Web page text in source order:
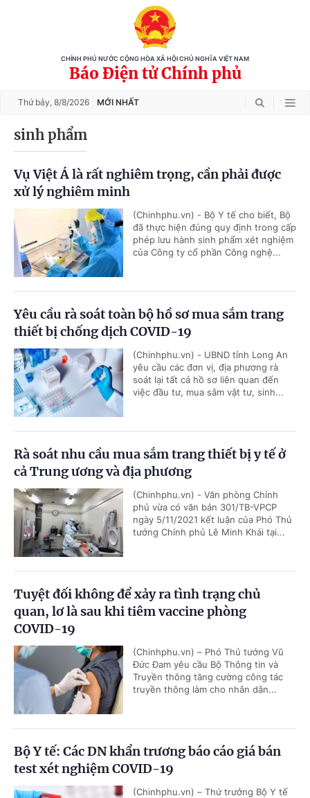
CHÍNH PHỦ NƯỚC CỘNG HÒA XÃ HỘI CHỦ NGHĨA VIỆT NAM
Báo Điện tử Chính phủ
Thứ bảy, 8/8/2026 MỚI NHẤT
sinh phẩm
Vụ Việt Á là rất nghiêm trọng, cần phải được
xử lý nghiêm minh
(Chinhphu.vn) - Bộ Y tế cho biết, Bộ
đã thực hiện đúng quy định trong cấp
phép lưu hành sinh phẩm xét nghiệm
của Công ty cổ phần Công nghệ...
Yêu cầu rà soát toàn bộ hồ sơ mua sắm trang
thiết bị chống dịch COVID-19
(Chinhphu.vn) - UBND tỉnh Long An
yêu cầu các đơn vị, địa phương rà
soát lại tất cả hồ sơ liên quan đến
việc đầu tư, mua sắm vật tư, sinh...
Rà soát nhu cầu mua sắm trang thiết bị y tế ở
cả Trung ương và địa phương
(Chinhphu.vn) - Văn phòng Chính
phủ vừa có văn bản 301/TB-VPCP
ngày 5/11/2021 kết luận của Phó Thủ
tướng Chính phủ Lê Minh Khái tại...
Tuyệt đối không để xảy ra tình trạng chủ
quan, lơ là sau khi tiêm vaccine phòng
COVID-19
(Chinhphu.vn) – Phó Thủ tướng Vũ
Đức Đam yêu cầu Bộ Thông tin và
Truyền thông tăng cường công tác
truyền thông làm cho nhân dân...
Bộ Y tế: Các DN khẩn trương báo cáo giá bán
test xét nghiệm COVID-19
(Chinhphu.vn) – Thứ trưởng Bộ Y tế